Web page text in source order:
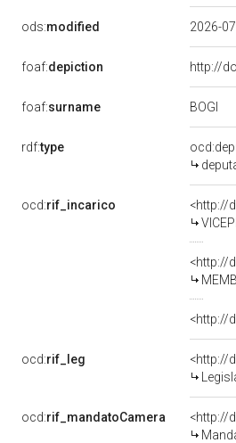
ods:modified 2026-
foaf:depiction http://
foaf:surname BOGI
rdf:type
ocd:rif_incarico
<http://
<http://
<http://
ocd:rif_leg
<http://
ocd:rif_mandatoCamera
<http://